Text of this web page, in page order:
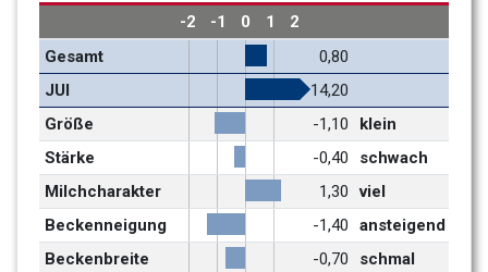
-2 -1 0 1
2
Gesamt
0,80
JUI
14,20
Größe
-1,10
klein
Stärke
-0,40
schwach
Milchcharakter
1,30 viel
Beckenneigung
-1,40
ansteigend
Beckenbreite
-0,70
schmal